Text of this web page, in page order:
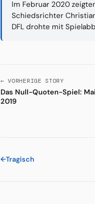
Im Februar 2020
Schiedsrichter
DFL drohte mit
← VORHERIGE STORY
Das Null-Quoten-Spiel:
2019
←Tragisch